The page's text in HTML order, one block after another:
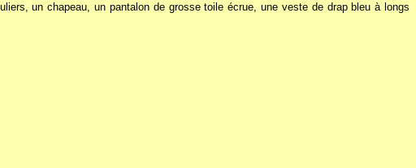
un chapeau, un pantalon de grosse toile écrue, une veste de drap bleu à longs